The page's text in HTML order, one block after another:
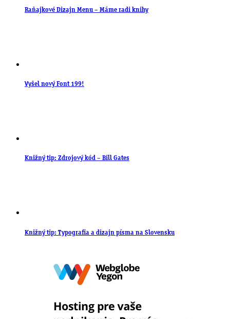
Raňajkové Dizajn Menu – Máme radi knihy
Vyšel nový Font 199!
Knižný tip: Zdrojový kód – Bill Gates
Knižný tip: Typografia a dizajn písma na Slovensku